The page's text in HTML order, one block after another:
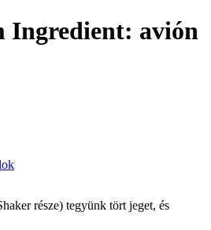
Ingredient: avión
része) tegyünk tört jeget, és